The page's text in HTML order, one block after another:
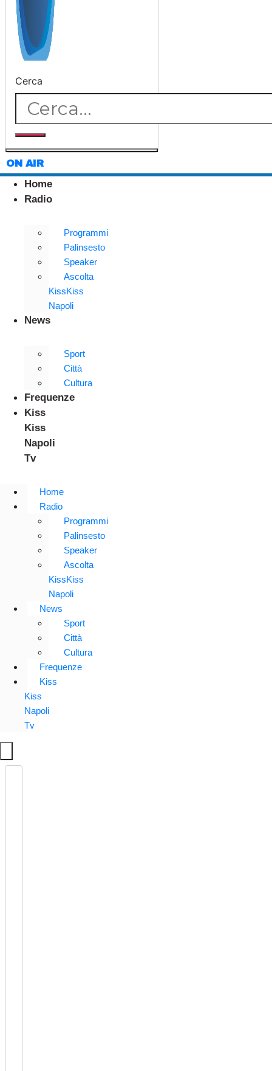
Cerca
ON AIR
Home
Radio
Programmi
Palinsesto
Speaker
Ascolta
KissKiss
Napoli
News
Sport
Città
Cultura
Frequenze
Kiss
Kiss
Napoli
Tv
Home
Radio
Programmi
Palinsesto
Speaker
Ascolta
KissKiss
Napoli
News
Sport
Città
Cultura
Frequenze
Kiss
Kiss
Napoli
Tv